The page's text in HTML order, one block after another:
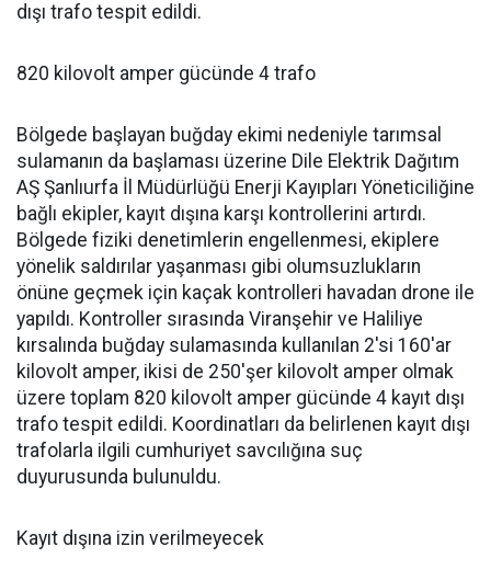
dışı trafo tespit edildi.
820 kilovolt amper gücünde 4 trafo
Bölgede başlayan buğday ekimi nedeniyle tarımsal
sulamanın da başlaması üzerine Dile Elektrik Dağıtım
AŞ Şanlıurfa İl Müdürlüğü Enerji Kayıpları Yöneticiliğine
bağlı ekipler, kayıt dışına karşı kontrollerini artırdı.
Bölgede fiziki denetimlerin engellenmesi, ekiplere
yönelik saldırılar yaşanması gibi olumsuzlukların
önüne geçmek için kaçak kontrolleri havadan drone ile
yapıldı. Kontroller sırasında Viranşehir ve Haliliye
kırsalında buğday sulamasında kullanılan 2'si 160'ar
kilovolt amper, ikisi de 250'şer kilovolt amper olmak
üzere toplam 820 kilovolt amper gücünde 4 kayıt dışı
trafo tespit edildi. Koordinatları da belirlenen kayıt dışı
trafolarla ilgili cumhuriyet savcılığına suç
duyurusunda bulunuldu.
Kayıt dışına izin verilmeyecek